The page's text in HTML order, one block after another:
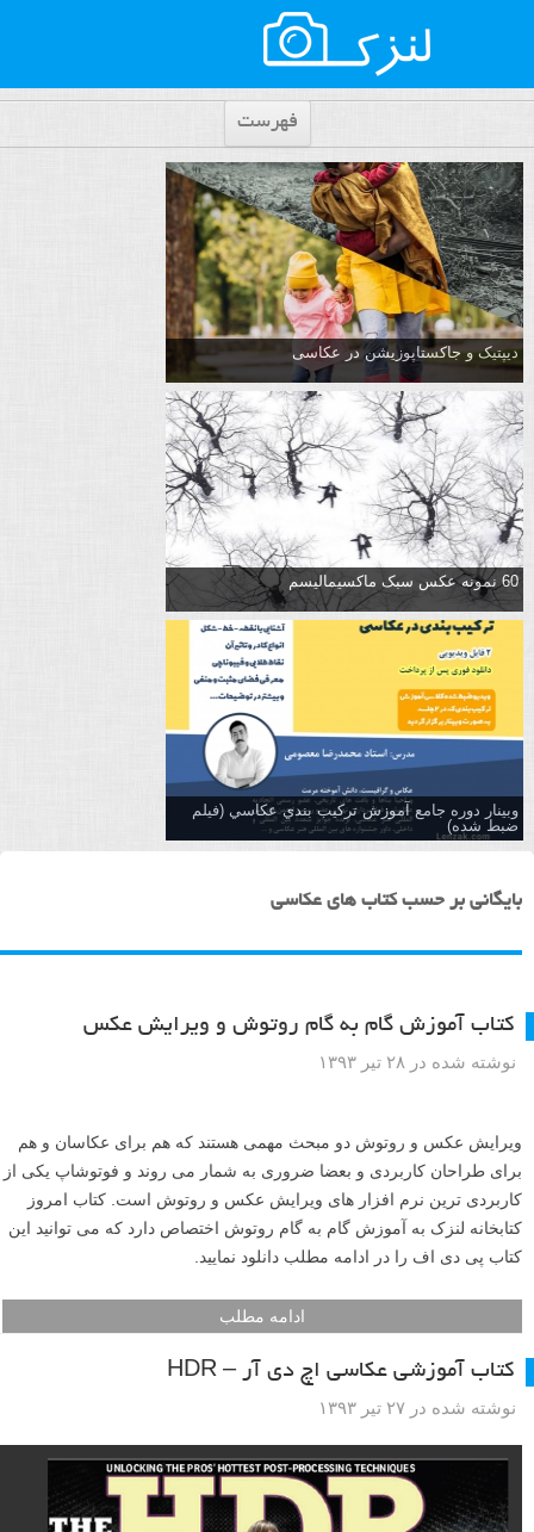
فهرست
دیپتیک و جاکستا‌پوزیشن در عکاسی
60 نمونه عکس سبک ماکسیمالیسم
وبینار دوره جامع آموزش تركيب بندي عكاسي (فیلم
ضبط شده)
بایگانی بر حسب کتاب های عکاسی
کتاب آموزش گام به گام روتوش و ویرایش عکس
نوشته شده در ۲۸ تیر ۱۳۹۳